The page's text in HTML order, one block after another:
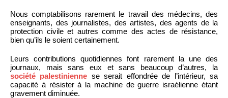
Nous comptabilisons rarement le travail des médecins, des
enseignants, des journalistes, des artistes, des agents de la
protection civile et autres comme des actes de résistance,
bien qu’ils le soient certainement.
Leurs contributions quotidiennes font rarement la une des
journaux, mais sans eux et sans beaucoup d’autres, la
société palestinienne se serait effondrée de l’intérieur, sa
capacité à résister à la machine de guerre israélienne étant
gravement diminuée.